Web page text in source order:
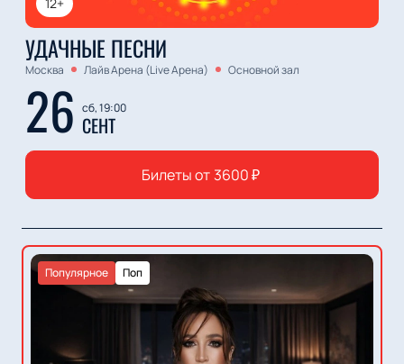
УДАЧНЫЕ ПЕСНИ
Москва Лайв Арена (Live Арена) Основной зал
26 сб, 19:00
СЕНТ
Билеты от 3600₽
Поп
Популярное